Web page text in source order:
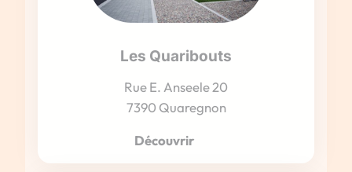
Les Quaribouts
Rue E. Anseele 20
7390 Quaregnon
Découvrir